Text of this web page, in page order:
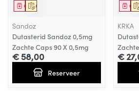
Op voorschrift
Geneesmiddel
Sandoz
Dutasterid Sandoz 0,5mg
Zachte Caps 90 X 0,5mg
€ 58,00
Reserveer
KRKA
€